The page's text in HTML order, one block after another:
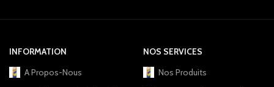
INFORMATION
A Propos-Nous
NOS SERVICES
Nos Produits